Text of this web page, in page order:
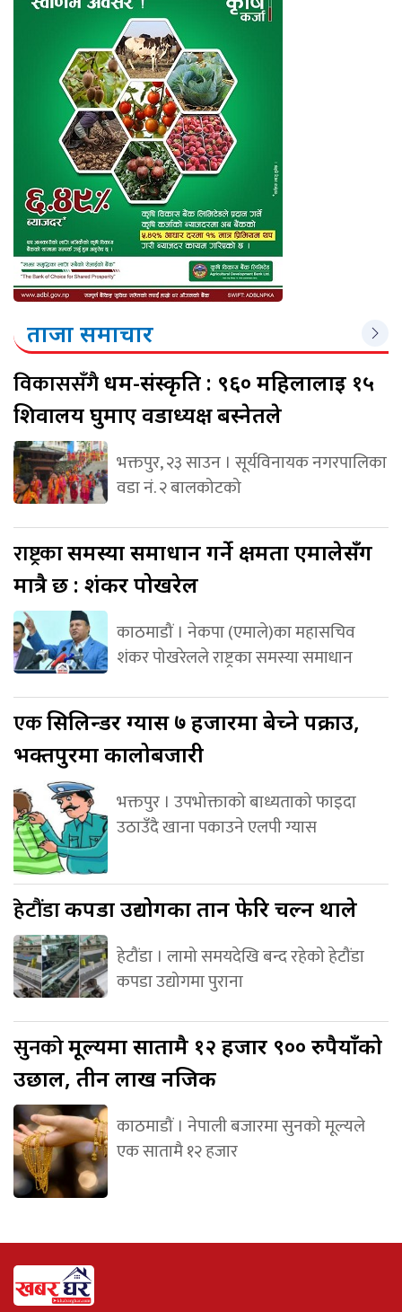
ताजा समाचार
विकाससँगैधर्म-संस्कृति : ९६० महिलालाई १५
शिवालय घुमाए वडाध्यक्ष बस्नेतले
भक्तपुर, २३ साउन । सूर्यविनायक नगरपालिका
वडा नं. २ बालकोटको
राष्ट्रकासमस्या समाधान गर्ने क्षमता एमालेसँग
मात्रै छ : शंकर पोखरेल
काठमाडौं । नेकपा (एमाले)का महासचिव
शंकर पोखरेलले राष्ट्रका समस्या समाधान
एकसिलिन्डर ग्यास ७ हजारमा बेच्ने पक्राउ,
भक्तपुरमा कालोबजारी
भक्तपुर । उपभोक्ताको बाध्यताको फाइदा
उठाउँदै खाना पकाउने एलपी ग्यास
हेटौंडाकपडा उद्योगका तान फेरि चल्न थाले
हेटौंडा । लामो समयदेखि बन्द रहेको हेटौंडा
कपडा उद्योगमा पुराना
सुनकोमूल्यमा सातामै १२ हजार ९०० रुपैयाँको
उछाल, तीन लाख नजिक
काठमाडौं । नेपाली बजारमा सुनको मूल्यले
एक सातामै १२ हजार